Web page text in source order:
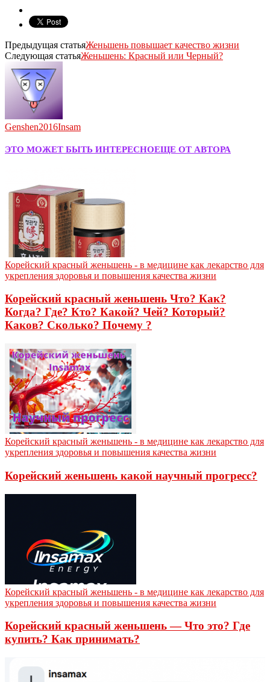
Предыдущая статьяЖеньшень повышает качество жизни
Следующая статьяЖеньшень: Красный или Черный?
Genshen2016Insam
ЭТО МОЖЕТ БЫТЬ ИНТЕРЕСНОЕЩЕ ОТ АВТОРА
Корейский красный женьшень - в медицине как лекарство для
укрепления здоровья и повышения качества жизни
Корейский красный женьшень Что? Как?
Когда? Где? Кто? Какой? Чей? Который?
Каков? Сколько? Почему ?
Корейский красный женьшень - в медицине как лекарство для
укрепления здоровья и повышения качества жизни
Корейский женьшень какой научный прогресс?
Корейский красный женьшень - в медицине как лекарство для
укрепления здоровья и повышения качества жизни
Корейский красный женьшень — Что это? Где
купить? Как принимать?